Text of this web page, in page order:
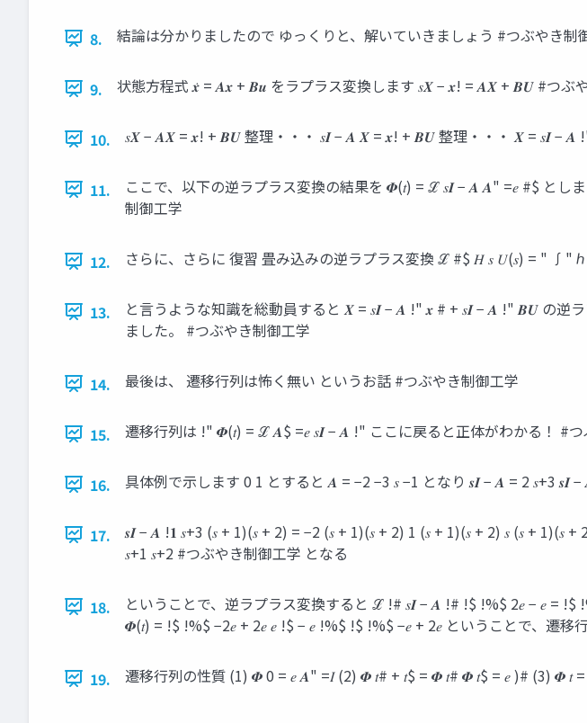
8. 結論は分かりましたので ゆっくりと、解いていきましょう #つぶやき制
9. 状態方程式 𝒙̇ = 𝑨𝒙 + 𝑩𝒖 をラプラス変換します 𝑠𝑿 − 𝒙! = 𝑨𝑿 + 𝑩𝑼 #つぶ
10. 𝑠𝑿 − 𝑨𝑿 = 𝒙! + 𝑩𝑼 整理・・・ 𝑠𝑰 − 𝑨 𝑿 = 𝒙! + 𝑩𝑼 整理・・・ 𝑿 = 𝑠𝑰 −
11.
ここで、以下の逆ラプラス変換の結果を 𝜱(𝑡) = ℒ 𝑠𝑰 − 𝑨 𝑨" =𝑒 #$ とし
制御工学
12. さらに、さらに 復習 畳み込みの逆ラプラス変換 ℒ #$ 𝐻 𝑠 𝑈(𝑠) = " ∫"
13.
と言うような知識を総動員すると 𝑿 = 𝑠𝑰 − 𝑨 !" 𝒙 # + 𝑠𝑰 − 𝑨 !" 𝑩𝑼 の逆
ました。 #つぶやき制御工学
14. 最後は、 遷移行列は怖く無い というお話 #つぶやき制御工学
15. 遷移行列は !" 𝜱(𝑡) = ℒ 𝑨$ =𝑒 𝑠𝑰 − 𝑨 !" ここに戻ると正体がわかる！ #
16. 具体例で示します 0 1 とすると 𝑨 = −2 −3 𝑠 −1 となり 𝒔𝑰 − 𝑨 = 2 𝑠+3 𝒔𝑰
17.
𝒔𝑰 − 𝑨 !𝟏 𝑠+3 (𝑠 + 1)(𝑠 + 2) = −2 (𝑠 + 1)(𝑠 + 2) 1 (𝑠 + 1)(𝑠 + 2) 𝑠 (𝑠 + 1)(𝑠
𝑠+1 𝑠+2 #つぶやき制御工学 となる
18.
ということで、逆ラプラス変換すると ℒ !# 𝑠𝑰 − 𝑨 !# !$ !%$ 2𝑒 − 𝑒 =
𝜱(𝑡) = !$ !%$ −2𝑒 + 2𝑒 𝑒 !$ − 𝑒 !%$ !$ !%$ −𝑒 + 2𝑒 ということで、遷
19. 遷移行列の性質 (1) 𝜱 0 = 𝑒 𝑨" =𝐼 (2) 𝜱 𝑡# + 𝑡$ = 𝜱 𝑡# 𝜱 𝑡$ = 𝑒 )# (3) 𝜱